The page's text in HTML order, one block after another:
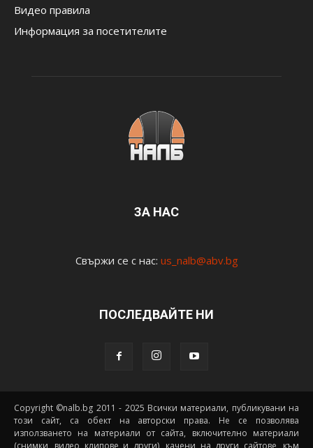
Видео правила
Информация за посетителите
ЗА НАС
Свържи се с нас: us_nalb@abv.bg
ПОСЛЕДВАЙТЕ НИ
Copyright ©nalb.bg 2011 - 2025 Всички материали, публикувани на
този сайт, са обект на авторски права. Не се позволява
използването на материали от сайта, включително материали
(снимки, видео клипове и други), качени на други сайтове, към